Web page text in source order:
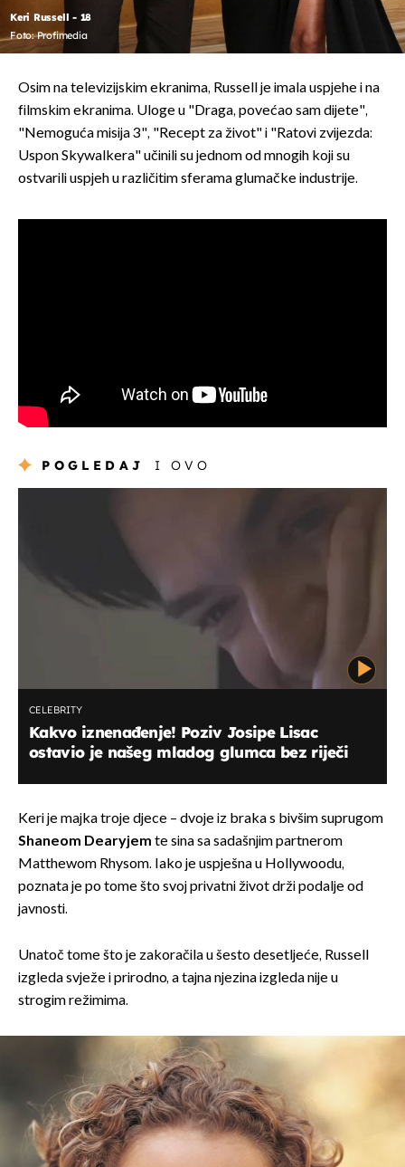
Keri Russell - 18
Foto: Profimedia
Osim na televizijskim ekranima, Russell je imala uspjehe i na
filmskim ekranima. Uloge u "Draga, povećao sam dijete",
"Nemoguća misija 3", "Recept za život" i "Ratovi zvijezda:
Uspon Skywalkera" učinili su jednom od mnogih koji su
ostvarili uspjeh u različitim sferama glumačke industrije.
POGLEDAJ I OVO
CELEBRITY
Kakvo iznenađenje! Poziv Josipe Lisac
ostavio je našeg mladog glumca bez riječi
Keri je majka troje djece – dvoje iz braka s bivšim suprugom
Shaneom Dearyjem te sina sa sadašnjim partnerom
Matthewom Rhysom. Iako je uspješna u Hollywoodu,
poznata je po tome što svoj privatni život drži podalje od
javnosti.
Unatoč tome što je zakoračila u šesto desetljeće, Russell
izgleda svježe i prirodno, a tajna njezina izgleda nije u
strogim režimima.